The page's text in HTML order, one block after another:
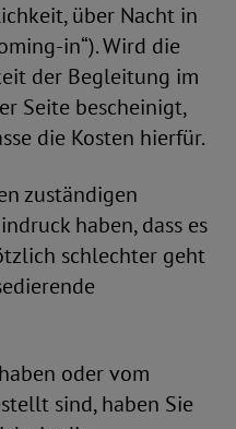
über Nacht in
in“). Wird die
der Begleitung im
Seite bescheinigt,
die Kosten hierfür.
zuständigen
haben, dass es
schlechter geht
oder vom
sind, haben Sie